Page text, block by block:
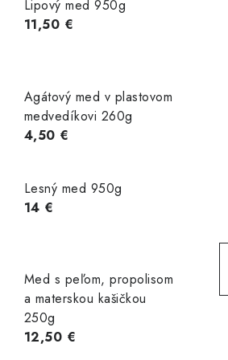
Lipový med 950g
11,50 €
Agátový med v plastovom
medvedíkovi 260g
4,50 €
Lesný med 950g
14 €
Med s peľom, propolisom
a materskou kašičkou
250g
12,50 €